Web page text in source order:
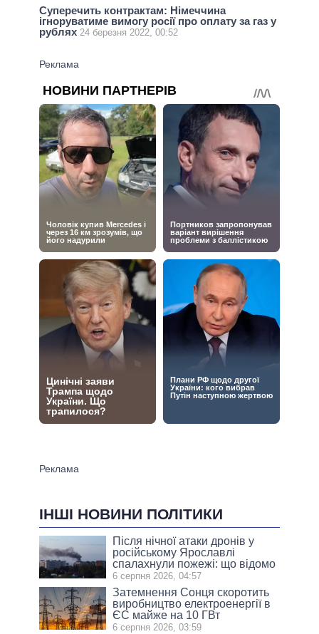
Суперечить контрактам: Німеччина
ігноруватиме вимогу росії про оплату за газ у
рублях 24 березня 2022, 00:52
ІНШІ НОВИНИ ПОЛІТИКИ
Після нічної атаки дронів у
російському Ярославлі
спалахнули пожежі: що відомо
6 серпня 2026, 04:57
Затемнення Сонця скоротить
виробництво електроенергії в
ЄС майже на 10 ГВт
6 серпня 2026, 03:59